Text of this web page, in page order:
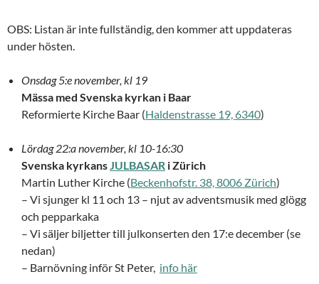
OBS: Listan är inte fullständig, den kommer att uppdateras
under hösten.
Onsdag 5:e november, kl 19
Mässa med Svenska kyrkan i Baar
Reformierte Kirche Baar (Haldenstrasse 19, 6340)
Lördag 22:a november, kl 10-16:30
Svenska kyrkansJULBASAR i Zürich
Martin Luther Kirche (Beckenhofstr. 38, 8006 Zürich)
– Vi sjunger kl 11 och 13 – njut av adventsmusik med glögg
och pepparkaka
– Vi säljer biljetter till julkonserten den 17:e december (se
nedan)
– Barnövning inför St Peter, info här